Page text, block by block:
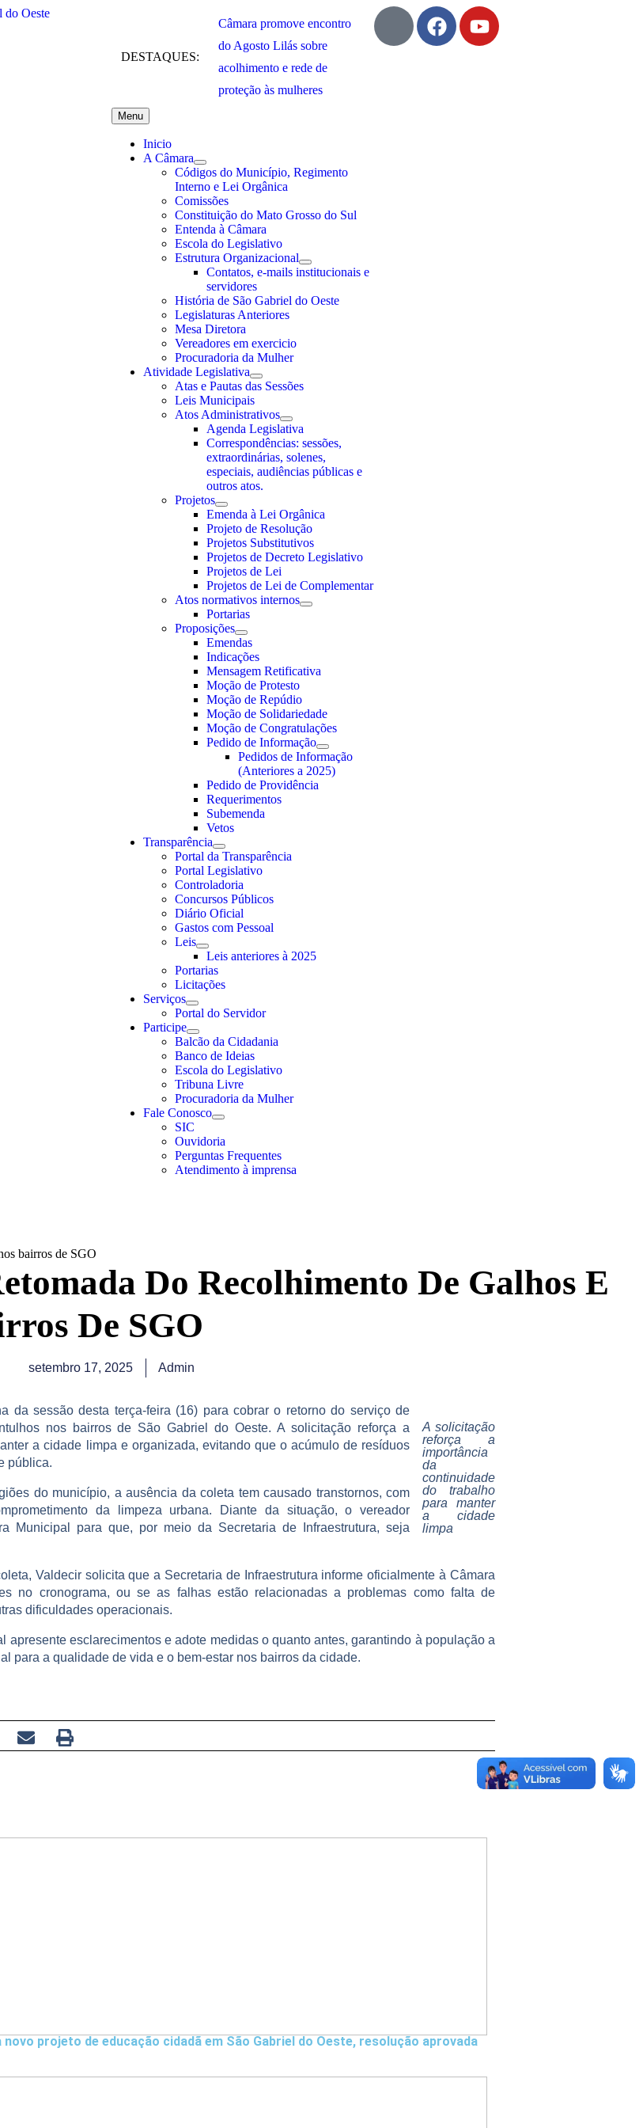
DESTAQUES:
Câmara promove encontro
do Agosto Lilás sobre
acolhimento e rede de
proteção às mulheres
Menu
Inicio
A Câmara
Códigos do Município, Regimento
Interno e Lei Orgânica
Comissões
Constituição do Mato Grosso do Sul
Entenda à Câmara
Escola do Legislativo
Estrutura Organizacional
Contatos, e-mails institucionais e
servidores
História de São Gabriel do Oeste
Legislaturas Anteriores
Mesa Diretora
Vereadores em exercicio
Procuradoria da Mulher
Atividade Legislativa
Atas e Pautas das Sessões
Leis Municipais
Atos Administrativos
Agenda Legislativa
Correspondências: sessões,
extraordinárias, solenes,
especiais, audiências públicas e
outros atos.
Projetos
Emenda à Lei Orgânica
Projeto de Resolução
Projetos Substitutivos
Projetos de Decreto Legislativo
Projetos de Lei
Projetos de Lei de Complementar
Atos normativos internos
Portarias
Proposições
Emendas
Indicações
Mensagem Retificativa
Moção de Protesto
Moção de Repúdio
Moção de Solidariedade
Moção de Congratulações
Pedido de Informação
Pedidos de Informação
(Anteriores a 2025)
Pedido de Providência
Requerimentos
Subemenda
Vetos
Transparência
Portal da Transparência
Portal Legislativo
Controladoria
Concursos Públicos
Diário Oficial
Gastos com Pessoal
Leis
Leis anteriores à 2025
Portarias
Licitações
Serviços
Portal do Servidor
Participe
Balcão da Cidadania
Banco de Ideias
Escola do Legislativo
Tribuna Livre
Procuradoria da Mulher
Fale Conosco
SIC
Ouvidoria
Perguntas Frequentes
Atendimento à imprensa
bairros de SGO
Do Recolhimento De Galhos E
De SGO
setembro 17, 2025 Admin
A solicitação
reforça a
importância
da
continuidade
do trabalho
para manter
a cidade
limpa
da sessão desta terça-feira (16) para cobrar o retorno do serviço de
nos bairros de São Gabriel do Oeste. A solicitação reforça a
a cidade limpa e organizada, evitando que o acúmulo de resíduos
pública.
do município, a ausência da coleta tem causado transtornos, com
da limpeza urbana. Diante da situação, o vereador
Municipal para que, por meio da Secretaria de Infraestrutura, seja
Valdecir solicita que a Secretaria de Infraestrutura informe oficialmente à Câmara
no cronograma, ou se as falhas estão relacionadas a problemas como falta de
dificuldades operacionais.
apresente esclarecimentos e adote medidas o quanto antes, garantindo à população a
para a qualidade de vida e o bem-estar nos bairros da cidade.
projeto de educação cidadã em São Gabriel do Oeste, resolução aprovada